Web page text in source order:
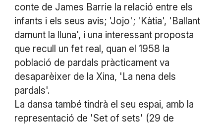
conte de James Barrie la relació entre els
infants i els seus avis; 'Jojo'; 'Kàtia', 'Ballant
damunt la lluna', i una interessant proposta
que recull un fet real, quan el 1958 la
població de pardals pràcticament va
desaparèixer de la Xina, 'La nena dels
pardals'.
La dansa també tindrà el seu espai, amb la
representació de 'Set of sets' (29 de